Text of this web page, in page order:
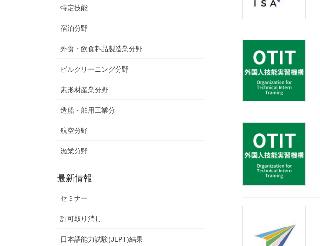
特定技能
宿泊分野
外食・飲食料品製造業分野
ビルクリーニング分野
素形材産業分野
造船・舶用工業分
航空分野
漁業分野
最新情報
セミナー
許可取り消し
日本語能力試験(JLPT)結果